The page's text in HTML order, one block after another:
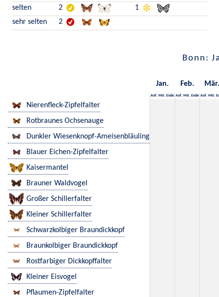
selten
2
1
sehr selten
2
Bonn:
Jan. Feb. Mär.
Anf. Mit. Ende Anf. Mit. Ende Anf. Mit.
Nierenfleck-Zipfelfalter
Rotbraunes Ochsenauge
Dunkler Wiesenknopf-Ameisenbläuling
Blauer Eichen-Zipfelfalter
Kaisermantel
Brauner Waldvogel
Großer Schillerfalter
Kleiner Schillerfalter
Schwarzkolbiger Braundickkopf
Braunkolbiger Braundickkopf
Rostfarbiger Dickkopffalter
Kleiner Eisvogel
Pflaumen-Zipfelfalter